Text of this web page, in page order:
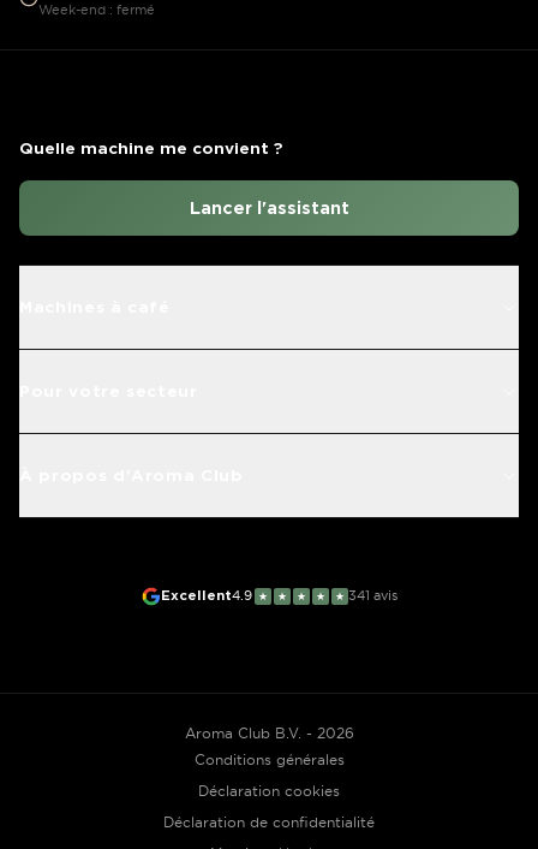
Week-end : fermé
Quelle machine me convient ?
Lancer l'assistant
Excellent4.9 ★ ★ ★ ★ ★ 341 avis
Aroma Club B.V. - 2026
Conditions générales
Déclaration cookies
Déclaration de confidentialité